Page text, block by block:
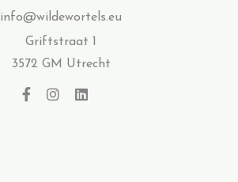
info@wildewortels.eu
Griftstraat 1
3572 GM Utrecht